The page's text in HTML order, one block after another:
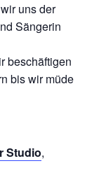
uns der
Sängerin
beschäftigen
bis wir müde
Studio,